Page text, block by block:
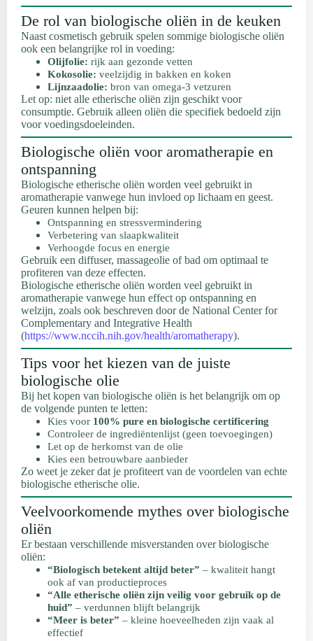
De rol van biologische oliën in de keuken
Naast cosmetisch gebruik spelen sommige biologische oliën
ook een belangrijke rol in voeding:
Olijfolie: rijk aan gezonde vetten
Kokosolie: veelzijdig in bakken en koken
Lijnzaadolie: bron van omega-3 vetzuren
Let op: niet alle etherische oliën zijn geschikt voor
consumptie. Gebruik alleen oliën die specifiek bedoeld zijn
voor voedingsdoeleinden.
Biologische oliën voor aromatherapie en
ontspanning
Biologische etherische oliën worden veel gebruikt in
aromatherapie vanwege hun invloed op lichaam en geest.
Geuren kunnen helpen bij:
Ontspanning en stressvermindering
Verbetering van slaapkwaliteit
Verhoogde focus en energie
Gebruik een diffuser, massageolie of bad om optimaal te
profiteren van deze effecten.
Biologische etherische oliën worden veel gebruikt in
aromatherapie vanwege hun effect op ontspanning en
welzijn, zoals ook beschreven door de National Center for
Complementary and Integrative Health
(https://www.nccih.nih.gov/health/aromatherapy).
Tips voor het kiezen van de juiste
biologische olie
Bij het kopen van biologische oliën is het belangrijk om op
de volgende punten te letten:
Kies voor 100% pure en biologische certificering
Controleer de ingrediëntenlijst (geen toevoegingen)
Let op de herkomst van de olie
Kies een betrouwbare aanbieder
Zo weet je zeker dat je profiteert van de voordelen van echte
biologische etherische olie.
Veelvoorkomende mythes over biologische
oliën
Er bestaan verschillende misverstanden over biologische
oliën:
“Biologisch betekent altijd beter” – kwaliteit hangt
ook af van productieproces
“Alle etherische oliën zijn veilig voor gebruik op de
huid” – verdunnen blijft belangrijk
“Meer is beter” – kleine hoeveelheden zijn vaak al
effectief